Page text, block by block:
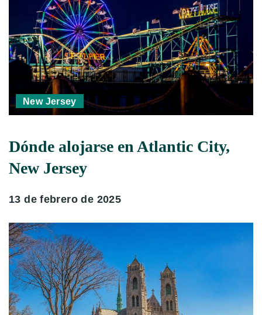
New Jersey
Dónde alojarse en Atlantic City,
New Jersey
13 de febrero de 2025